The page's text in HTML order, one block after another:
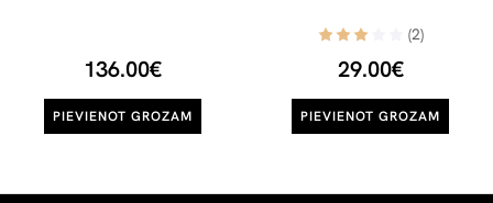
136.00€
PIEVIENOT GROZAM
(2)
29.00€
PIEVIENOT GROZAM